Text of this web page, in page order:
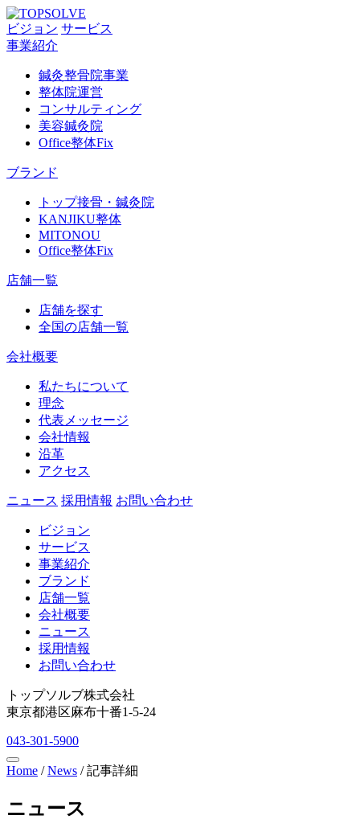
ビジョン サービス
事業紹介
鍼灸整骨院事業
整体院運営
コンサルティング
美容鍼灸院
Office整体Fix
ブランド
トップ接骨・鍼灸院
KANJIKU整体
MITONOU
Office整体Fix
店舗一覧
店舗を探す
全国の店舗一覧
会社概要
私たちについて
理念
代表メッセージ
会社情報
沿革
アクセス
ニュース 採用情報 お問い合わせ
ビジョン
サービス
事業紹介
ブランド
店舗一覧
会社概要
ニュース
採用情報
お問い合わせ
トップソルブ株式会社
東京都港区麻布十番1-5-24
043-301-5900
Home / News / 記事詳細
ニュース